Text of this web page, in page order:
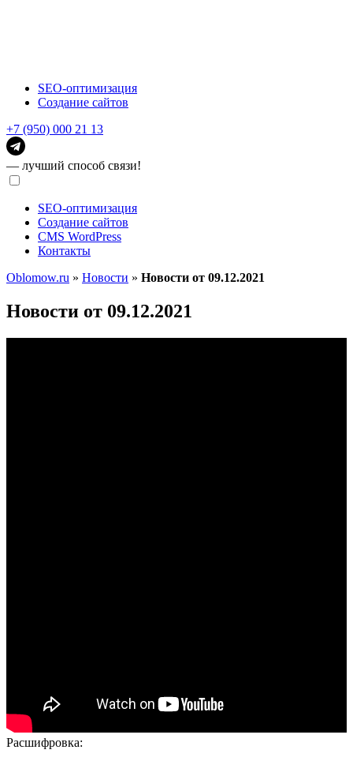
SEO-оптимизация
Создание сайтов
+7 (950) 000 21 13
— лучший способ связи!
SEO-оптимизация
Создание сайтов
CMS WordPress
Контакты
Oblomow.ru » Новости » Новости от 09.12.2021
Новости от 09.12.2021
Расшифровка: